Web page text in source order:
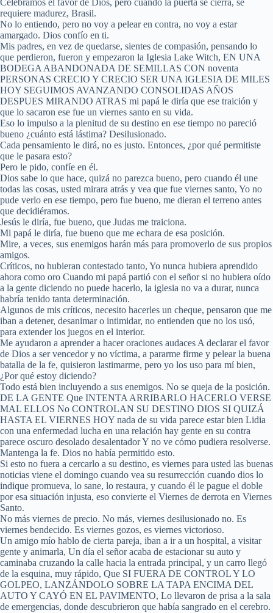
requiere madurez, Brasil.
No lo entiendo, pero no voy a pelear en contra, no voy a estar
amargado. Dios confío en ti.
Mis padres, en vez de quedarse, sientes de compasión, pensando lo
que perdieron, fueron y empezaron la Iglesia Lake Witch, EN UNA
BODEGA ABANDONADA DE SEMILLAS CON noventa
PERSONAS CRECIO Y CRECIO SER UNA IGLESIA DE MILES
HOY SEGUIMOS AVANZANDO CONSOLIDAS AÑOS
DESPUES MIRANDO ATRAS mi papá le diría que ese traición y
que lo sacaron ese fue un viernes santo en su vida.
Eso lo impulso a la plenitud de su destino en ese tiempo no pareció
bueno ¿cuánto está lástima? Desilusionado.
Cada pensamiento le dirá, no es justo. Entonces, ¿por qué permitiste
que le pasara esto?
Pero le pido, confíe en él.
Dios sabe lo que hace, quizá no parezca bueno, pero cuando él une
todas las cosas, usted mirara atrás y vea que fue viernes santo, Yo no
pude verlo en ese tiempo, pero fue bueno, me dieran el terreno antes
que decidiéramos.
Jesús le diría, fue bueno, que Judas me traiciona.
Mi papá le diría, fue bueno que me echara de esa posición.
Mire, a veces, sus enemigos harán más para promoverlo de sus propios
amigos.
Críticos, no hubieran contestado tanto, Yo nunca hubiera aprendido
ahora como oro Cuando mi papá partió con el señor si no hubiera oído
a la gente diciendo no puede hacerlo, la iglesia no va a durar, nunca
habría tenido tanta determinación.
Algunos de mis críticos, necesito hacerles un cheque, pensaron que me
iban a detener, desanimar o intimidar, no entienden que no los usó,
para extender los juegos en el interior.
Me ayudaron a aprender a hacer oraciones audaces A declarar el favor
de Dios a ser vencedor y no víctima, a pararme firme y pelear la buena
batalla de la fe, quisieron lastimarme, pero yo los uso para mí bien,
¿Por qué estoy diciendo?
Todo está bien incluyendo a sus enemigos. No se queja de la posición.
DE LA GENTE Que INTENTA ARRIBARLO HACERLO VERSE
MAL ELLOS No CONTROLAN SU DESTINO DIOS SI QUIZÁ
HASTA EL VIERNES HOY nada de su vida parece estar bien Lidia
con una enfermedad lucha en una relación hay gente en su contra
parece oscuro desolado desalentador Y no ve cómo pudiera resolverse.
Mantenga la fe. Dios no había permitido esto.
Si esto no fuera a cercarlo a su destino, es viernes para usted las buenas
noticias viene el domingo cuando vea su resurrección cuando dios lo
indique promueva, lo sane, lo restaura, y cuando él le pague el doble
por esa situación injusta, eso convierte el Viernes de derrota en Viernes
Santo.
No más viernes de precio. No más, viernes desilusionado no. Es
viernes bendecido. Es viernes gozos, es viernes victorioso.
Un amigo mío hablo de cierta pareja, iban a ir a un hospital, a visitar
gente y animarla, Un día el señor acaba de estacionar su auto y
caminaba cruzando la calle hacia la entrada principal, y un carro llegó
de la esquina, muy rápido, Que SI FUERA DE CONTROL Y LO
GOLPEO, LANZÁNDOLO SOBRE LA TAPA ENCIMA DEL
AUTO Y CAYÓ EN EL PAVIMENTO, Lo llevaron de prisa a la sala
de emergencias, donde descubrieron que había sangrado en el cerebro.